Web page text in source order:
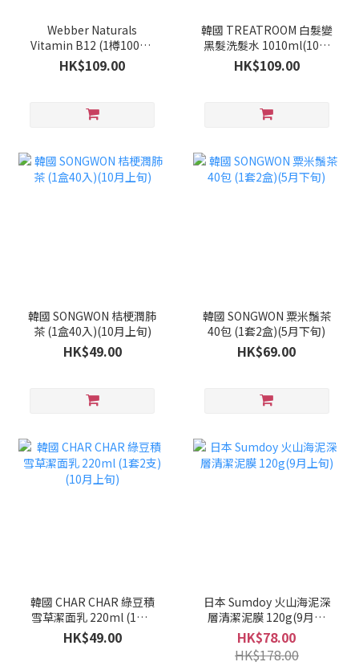
Webber Naturals
Vitamin B12 (1樽100粒)
(10月下旬)
HK$109.00
韓國 TREATROOM 白髮變
黑髮洗髮水 1010ml(10月
上旬)
HK$109.00
韓國 SONGWON 桔梗潤肺
茶 (1盒40入)(10月上旬)
HK$49.00
韓國 SONGWON 粟米鬚茶
40包 (1套2盒)(5月下旬)
HK$69.00
韓國 CHAR CHAR 綠豆積
雪草潔面乳 220ml (1套2
支)(10月上旬)
HK$49.00
日本 Sumdoy 火山海泥深
層清潔泥膜 120g(9月上
旬)
HK$78.00
HK$178.00